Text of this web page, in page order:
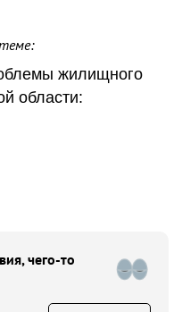
жилищного
области:
чего-то